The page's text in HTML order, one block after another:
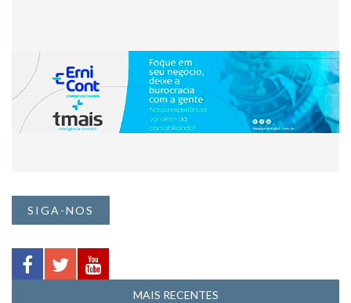
SIGA-NOS
MAIS RECENTES